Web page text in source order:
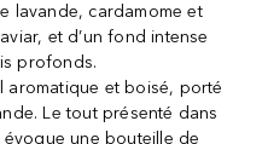
lavande, cardamome et
et d’un fond intense
profonds.
aromatique et boisé, porté
Le tout présenté dans
une bouteille de